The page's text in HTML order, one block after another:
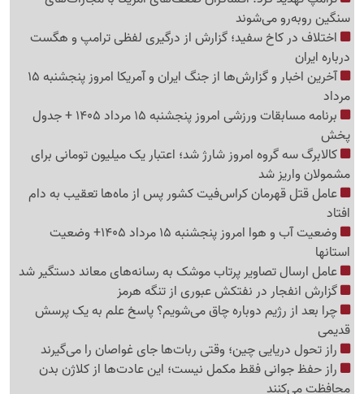
سنگین روبه‌رو می‌شوند
اختلاف در کاخ سفید؛ گزارش از درگیری لفظی ترامپ و هگست
درباره ایران
آخرین اخبار و گزارش‌ها از جنگ ایران و آمریکا امروز پنجشنبه 15
مرداد
برنامه مسابقات ورزشی امروز پنجشنبه 15 مرداد 1405 + جدول
پخش
کالابرگ سه گروه امروز شارژ شد؛ اعتبار یک میلیون تومانی برای
مشمولان واریز شد
عامل قتل قهرمان کراس‌فیت کشور پس از ماه‌ها تعقیب به دام
افتاد
وضعیت آب و هوا امروز پنجشنبه 15 مرداد 1405+ وضعیت
استانها
عامل ارسال تصاویر پرتاب موشک به رسانه‌های معاند دستگیر شد
گزارش انفجار در نفتکش عبوری از تنگه هرمز
چرا بعد از رژیم دوباره چاق می‌شویم؟ پاسخ علم به یک پرسش
قدیمی
راز تحول دریایی چین؛ وقتی ربات‌ها جای غواصان را می‌گیرند
راز حفظ جوانی فقط مکمل نیست؛ این عادت‌ها از کلاژن بدن
محافظت می‌کنند